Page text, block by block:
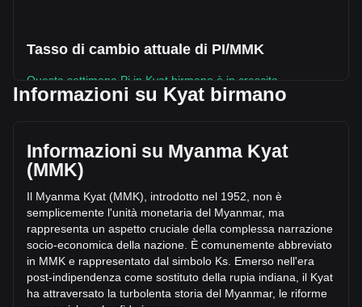
Tasso di cambio attuale di PI/MMK
Questa settimana Pi in Kyat birmano è in crescita.
Il prezzo attuale di Pi è Ks185.7 per PI, con un’offerta
mercato totale di Ks2,050,434,337,143.25 MMK. Il volume
di trading di Pi ha subito una variazione di Ks-
12,643,571,475.10 MMK nelle ultime 24 ore, pari a
-34.60%. Inoltre, nell’ultima giornata di trading, è stato
scambiato un volume pari a Ks36,539,262,760.13 di PI.
Ulteriori informazioni riguardo Pi su Bitget
Prezzo di Pi
Previsione del prezzo di Pi
Informazioni su Kyat birmano
Informazioni su Myanma Kyat
(MMK)
Il Myanma Kyat (MMK), introdotto nel 1952, non è
semplicemente l'unità monetaria del Myanmar, ma
rappresenta un aspetto cruciale della complessa narrazione
socio-economica della nazione. È comunemente abbreviato
in MMK e rappresentato dal simbolo Ks. Emerso nell'era
post-indipendenza come sostituto della rupia indiana, il Kyat
ha attraversato la turbolenta storia del Myanmar, le riforme